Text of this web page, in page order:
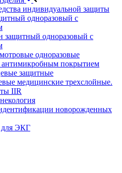
индивидуальной защиты
одноразовый с
защитный одноразовый с
одноразовые
антимикробным покрытием
защитные
медицинские трехслойные.
IIR
новорожденных
для ЭКГ